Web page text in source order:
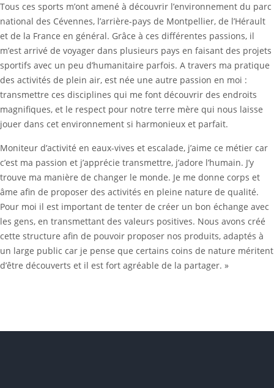
Tous ces sports m’ont amené à découvrir l’environnement du parc
national des Cévennes, l’arrière-pays de Montpellier, de l’Hérault
et de la France en général. Grâce à ces différentes passions, il
m’est arrivé de voyager dans plusieurs pays en faisant des projets
sportifs avec un peu d’humanitaire parfois. A travers ma pratique
des activités de plein air, est née une autre passion en moi :
transmettre ces disciplines qui me font découvrir des endroits
magnifiques, et le respect pour notre terre mère qui nous laisse
jouer dans cet environnement si harmonieux et parfait.
Moniteur d’activité en eaux-vives et escalade, j’aime ce métier car
c’est ma passion et j’apprécie transmettre, j’adore l’humain. J’y
trouve ma manière de changer le monde. Je me donne corps et
âme afin de proposer des activités en pleine nature de qualité.
Pour moi il est important de tenter de créer un bon échange avec
les gens, en transmettant des valeurs positives. Nous avons créé
cette structure afin de pouvoir proposer nos produits, adaptés à
un large public car je pense que certains coins de nature méritent
d’être découverts et il est fort agréable de la partager. »